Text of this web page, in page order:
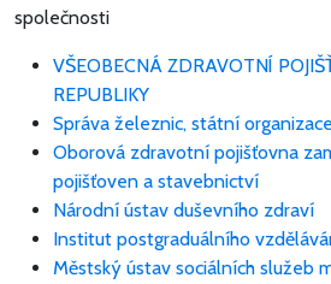
společnosti
VŠEOBECNÁ ZDRAVOTNÍ
REPUBLIKY
Správa železnic, státní organizace
Oborová zdravotní pojišťovna
pojišťoven a stavebnictví
Národní ústav duševního zdraví
Institut postgraduálního
Městský ústav sociálních služeb